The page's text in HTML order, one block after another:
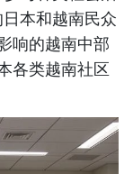
本和越南民众
响的越南中部
各类越南社区